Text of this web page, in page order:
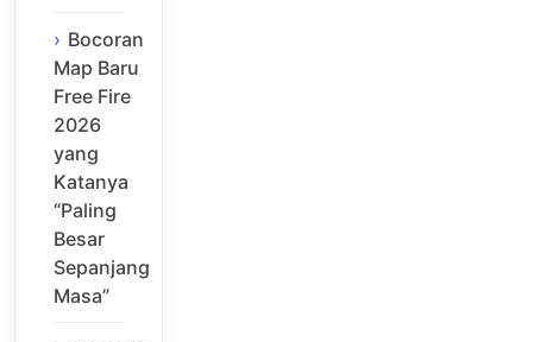
Bocoran
Map Baru
Free Fire
2026
yang
Katanya
“Paling
Besar
Sepanjang
Masa”